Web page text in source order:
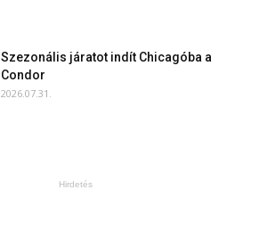
Szezonális járatot indít Chicagóba a
Condor
2026.07.31.
Hirdetés